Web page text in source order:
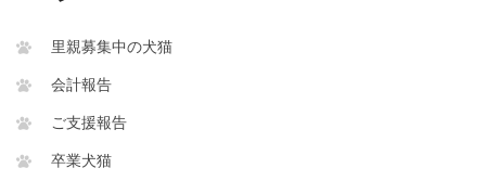
里親募集中の犬猫
会計報告
ご支援報告
卒業犬猫